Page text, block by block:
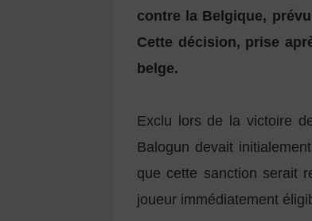
contre la Belgique,
Cette décision, prise
belge.
Exclu lors de la victoire
Balogun devait
que cette sanction serait
joueur immédiatement